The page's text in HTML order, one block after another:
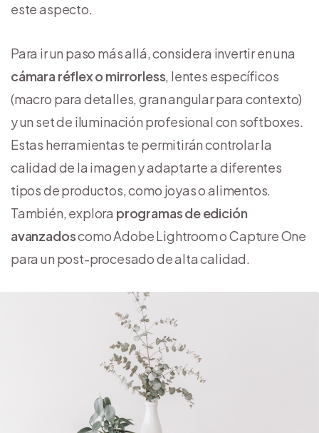
este aspecto.
Para ir un paso más allá, considera invertir en una
cámara réflex o mirrorless, lentes específicos
(macro para detalles, gran angular para contexto)
y un set de iluminación profesional con softboxes.
Estas herramientas te permitirán controlar la
calidad de la imagen y adaptarte a diferentes
tipos de productos, como joyas o alimentos.
También, explora programas de edición
avanzadoscomo Adobe Lightroom o Capture One
para un post-procesado de alta calidad.